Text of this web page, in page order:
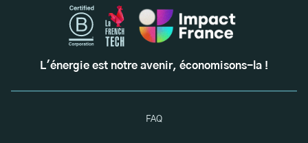
L'énergie est notre avenir, économisons-la !
FAQ